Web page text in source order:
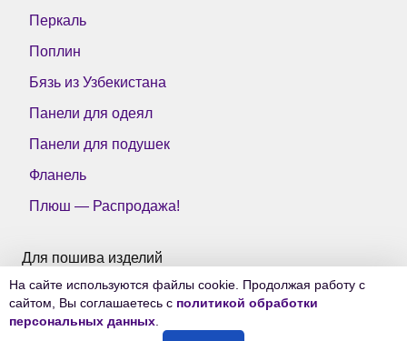
Перкаль
Поплин
Бязь из Узбекистана
Панели для одеял
Панели для подушек
Фланель
Плюш — Распродажа!
Для пошива изделий
Все ткани Тейково
На сайте используются файлы cookie. Продолжая работу с
сайтом, Вы соглашаетесь с политикой обработки
персональных данных